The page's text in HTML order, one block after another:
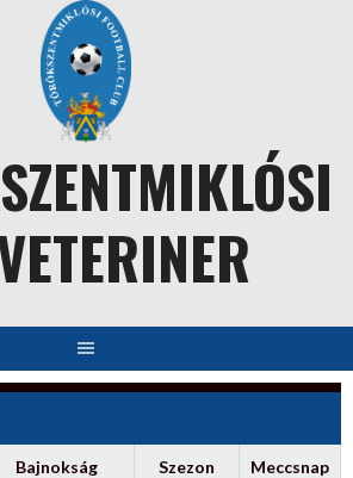
Bajnokság Szezon Meccsnap